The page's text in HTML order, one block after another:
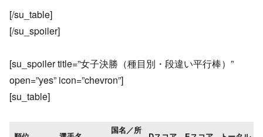
[/su_table]
[/su_spoiler]
[su_spoiler title=”女子決勝（種目別・段違い平行棒）”
open=”yes” icon=”chevron”]
[su_table]
国名／所